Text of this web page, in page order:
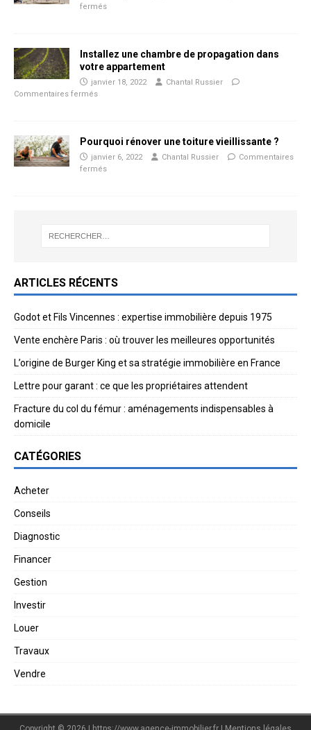
fermés
Installez une chambre de propagation dans
votre appartement
janvier 18, 2022
Chantal Russier
Commentaires fermés
Pourquoi rénover une toiture vieillissante ?
janvier 6, 2022 Chantal Russier
Commentaires
fermés
ARTICLES RÉCENTS
Godot et Fils Vincennes : expertise immobilière depuis 1975
Vente enchère Paris : où trouver les meilleures opportunités
L’origine de Burger King et sa stratégie immobilière en France
Lettre pour garant : ce que les propriétaires attendent
Fracture du col du fémur : aménagements indispensables à
domicile
CATÉGORIES
Acheter
Conseils
Diagnostic
Financer
Gestion
Investir
Louer
Travaux
Vendre